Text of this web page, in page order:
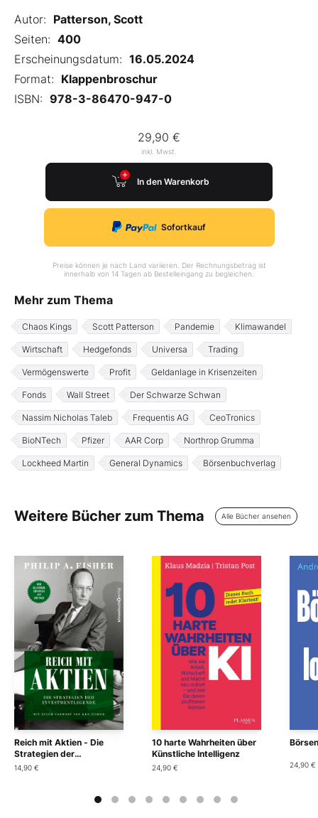
Autor: Patterson, Scott
Seiten: 400
Erscheinungsdatum: 16.05.2024
Format: Klappenbroschur
ISBN: 978-3-86470-947-0
29,90 €
inkl. Mwst.
In den Warenkorb
Sofortkauf
Preise können je nach Land variieren. Der Rechnungsbetrag ist
innerhalb von 14 Tagen ab Bestelleingang zu begleichen.
Mehr zum Thema
Chaos Kings Scott Patterson Pandemie Klimawandel
Wirtschaft Hedgefonds Universa Trading
Vermögenswerte Profit Geldanlage in Krisenzeiten
Fonds Wall Street Der Schwarze Schwan
Nassim Nicholas Taleb Frequentis AG CeoTronics
BioNTech Pfizer AAR Corp Northrop Grumma
Lockheed Martin General Dynamics Börsenbuchverlag
Weitere Bücher zum Thema Alle Bücher ansehen
Reich mit Aktien - Die
Strategien der
Investmentlegende
14,90 €
10 harte Wahrheiten über
Künstliche Intelligenz
24,90 € 24,90 €